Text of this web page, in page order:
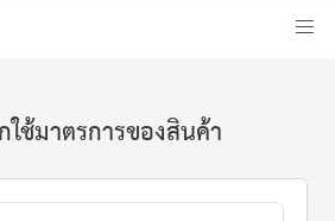
ใช้มาตรการของสินค้า